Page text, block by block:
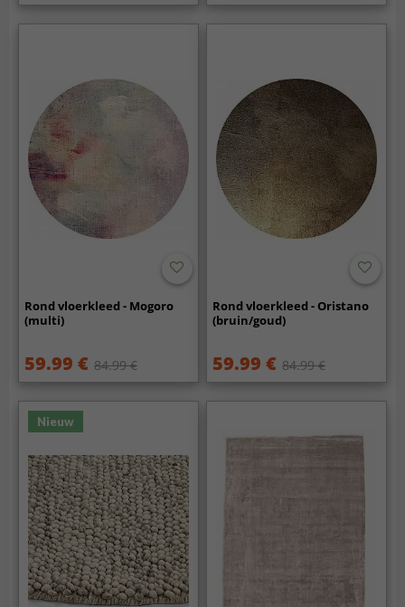
Rond vloerkleed - Mogoro
(multi)
59.99 € 84.99 €
Rond vloerkleed - Oristano
(bruin/goud)
59.99 € 84.99 €
Nieuw